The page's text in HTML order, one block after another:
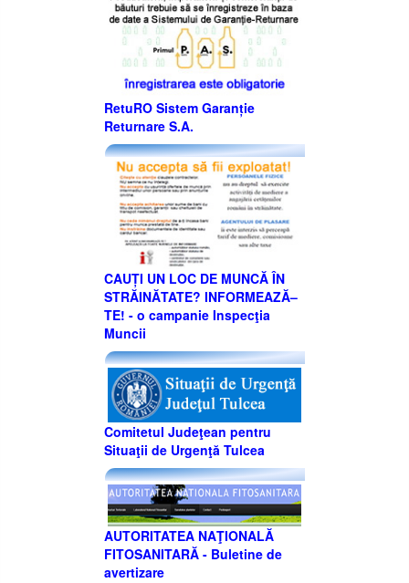
RetuRO Sistem Garanție
Returnare S.A.
CAUȚI UN LOC DE MUNCĂ ÎN
STRĂINĂTATE? INFORMEAZĂ–
TE! - o campanie Inspecţia
Muncii
Comitetul Judeţean pentru
Situaţii de Urgenţă Tulcea
AUTORITATEA NAŢIONALĂ
FITOSANITARĂ - Buletine de
avertizare